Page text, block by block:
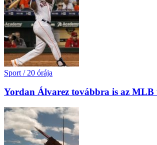
Sport / 20 órája
Yordan Álvarez továbbra is az MLB